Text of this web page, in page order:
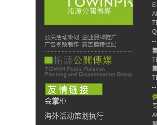
会掌柜
海外活动策划执行